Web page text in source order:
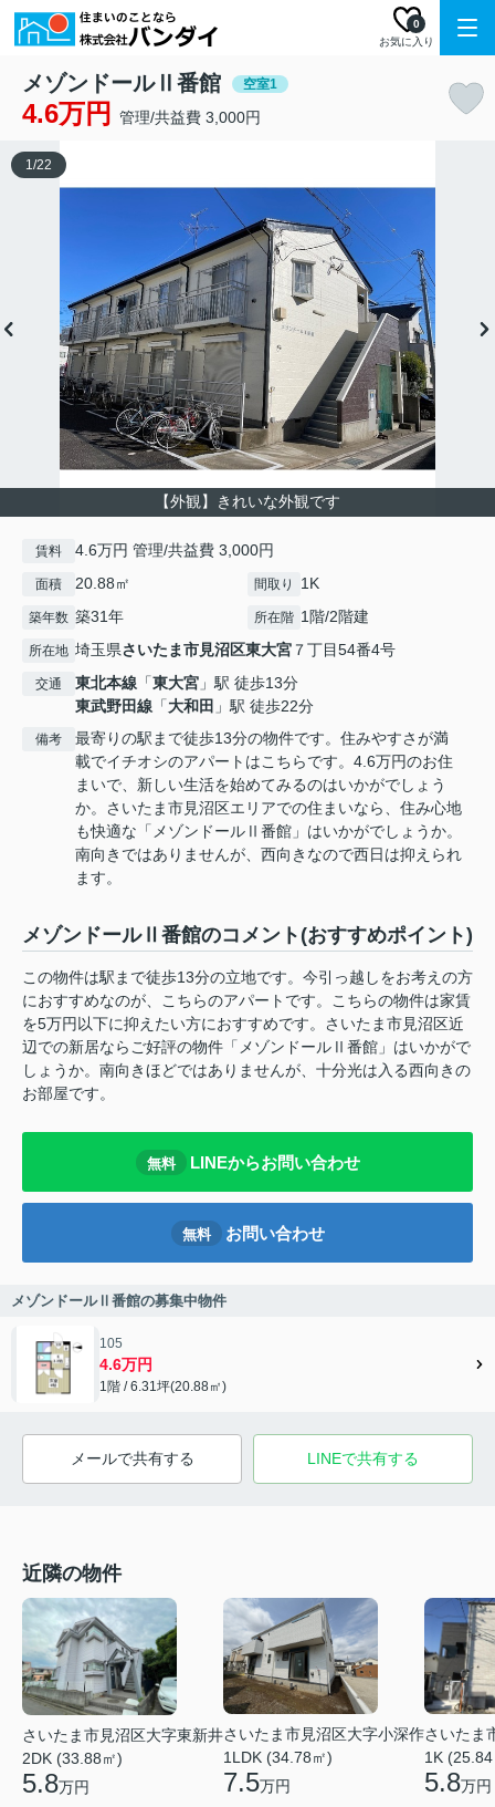
お気に入り
0
メゾンドールⅡ番館 空室1
4.6万円 管理/共益費 3,000円
【外観】きれいな外観です
1/22
賃料 4.6万円 管理/共益費 3,000円
面積 20.88㎡ 間取り 1K
築年数 築31年 所在階 1階/2階建
所在地 埼玉県さいたま市見沼区東大宮 ７丁目54番4号
交通 東北本線 「東大宮 」駅 徒歩13分
東武野田線 「大和田 」駅 徒歩22分
備考
最寄りの駅まで徒歩13分の物件です。住みやすさが満
載でイチオシのアパートはこちらです。4.6万円のお住
まいで、新しい生活を始めてみるのはいかがでしょう
か。さいたま市見沼区エリアでの住まいなら、住み心地
も快適な「メゾンドールⅡ番館」はいかがでしょうか。
南向きではありませんが、西向きなので西日は抑えられ
ます。
メゾンドールⅡ番館のコメント(おすすめポイント)
この物件は駅まで徒歩13分の立地です。今引っ越しをお考えの方
におすすめなのが、こちらのアパートです。こちらの物件は家賃
を5万円以下に抑えたい方におすすめです。さいたま市見沼区近
辺での新居ならご好評の物件「メゾンドールⅡ番館」はいかがで
しょうか。南向きほどではありませんが、十分光は入る西向きの
お部屋です。
無料 LINEからお問い合わせ
無料 お問い合わせ
メゾンドールⅡ番館の募集中物件
105
4.6万円
1階 / 6.31坪(20.88㎡)
メールで共有する LINEで共有する
近隣の物件
さいたま市見沼区大字東新井
2DK (33.88㎡)
5.8万円
さいたま市見沼区大字小深作
1LDK (34.78㎡)
7.5万円
さいたま
1K
5.8万円